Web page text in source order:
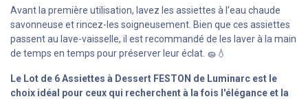
Avant la première utilisation, lavez les assiettes à l'eau chaude
savonneuse et rincez-les soigneusement. Bien que ces assiettes
passent au lave-vaisselle, il est recommandé de les laver à la main
de temps en temps pour préserver leur éclat. 🧽💧
Le Lot de 6 Assiettes à Dessert FESTON de Luminarc est le
choix idéal pour ceux qui recherchent à la fois l'élégance et la